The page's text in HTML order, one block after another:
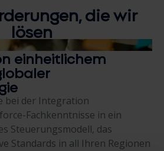
die wir
lösen
einheitlichem
bei der Integration
Fachkenntnisse in ein
Steuerungsmodell, das
Standards in all Ihren Regionen